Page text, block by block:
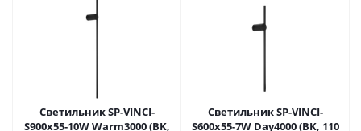
Светильник SP-VINCI-
S900x55-10W Warm3000 (BK,
Светильник SP-VINCI-
S600x55-7W Day4000 (BK, 110